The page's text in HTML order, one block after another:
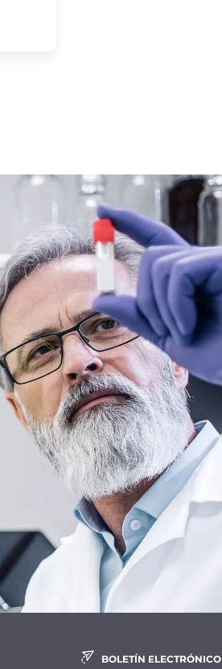
BOLETÍN ELECTRÓNICO